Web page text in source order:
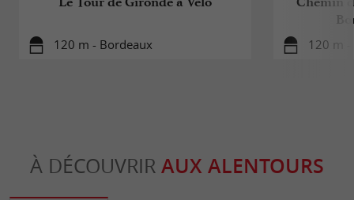
120 m - Bordeaux 120 m
À DÉCOUVRIR AUX ALENTOURS